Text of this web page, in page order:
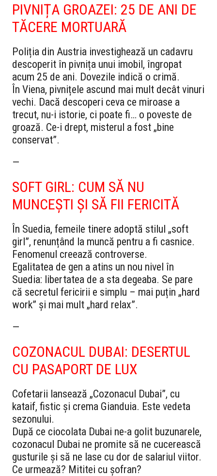
PIVNIȚA GROAZEI: 25 DE ANI DE
TĂCERE MORTUARĂ
Poliția din Austria investighează un cadavru
descoperit în pivnița unui imobil, îngropat
acum 25 de ani. Dovezile indică o crimă.
În Viena, pivnițele ascund mai mult decât vinuri
vechi. Dacă descoperi ceva ce miroase a
trecut, nu-i istorie, ci poate fi… o poveste de
groază. Ce-i drept, misterul a fost „bine
conservat”.
—
SOFT GIRL: CUM SĂ NU
MUNCEȘTI ȘI SĂ FII FERICITĂ
În Suedia, femeile tinere adoptă stilul „soft
girl”, renunțând la muncă pentru a fi casnice.
Fenomenul creează controverse.
Egalitatea de gen a atins un nou nivel în
Suedia: libertatea de a sta degeaba. Se pare
că secretul fericirii e simplu – mai puțin „hard
work” și mai mult „hard relax”.
—
COZONACUL DUBAI: DESERTUL
CU PASAPORT DE LUX
Cofetarii lansează „Cozonacul Dubai”, cu
kataif, fistic și crema Gianduia. Este vedeta
sezonului.
După ce ciocolata Dubai ne-a golit buzunarele,
cozonacul Dubai ne promite să ne cucerească
gusturile și să ne lase cu dor de salariul viitor.
Ce urmează? Mititei cu șofran?